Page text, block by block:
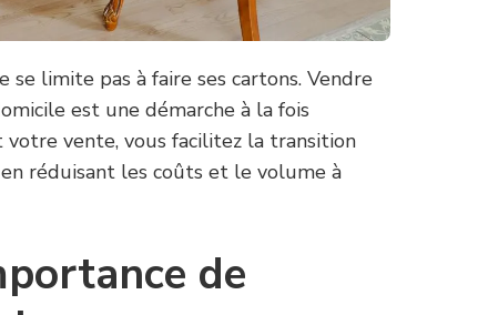
limite pas à faire ses cartons. Vendre
est une démarche à la fois
vente, vous facilitez la transition
réduisant les coûts et le volume à
de